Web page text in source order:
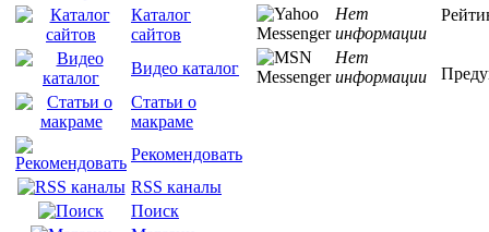
Каталог
сайтов
Видео каталог
Статьи о
макраме
Рекомендовать
RSS каналы
Поиск
Нет
информации
Нет
информации